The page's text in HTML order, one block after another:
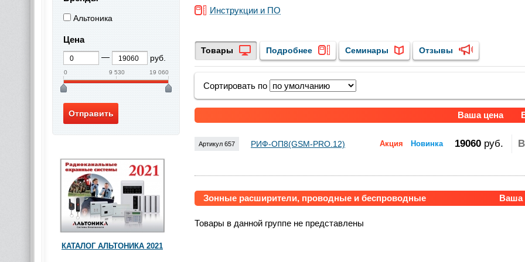
Инструкции и ПО
Товары Подробнее Семинары Отзывы
Сортировать по
Ваша цена
Артикул 657 РИФ-ОП8(GSM-PRO.12) Акция Новинка 19060 руб.
Зонные расширители, проводные и беспроводные Ваша
Товары в данной группе не представлены
Альтоника
Цена
руб.
0 9 530 19 060
КАТАЛОГ АЛЬТОНИКА 2021